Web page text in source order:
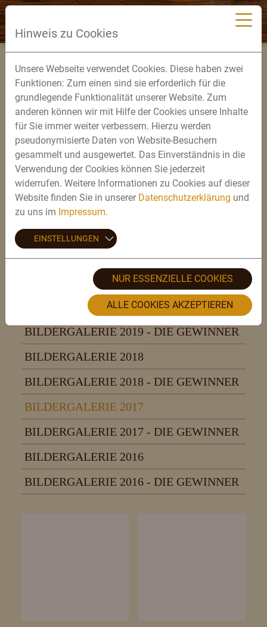
DAS BRAUEREIFEST
BILDERGALERIE 2026
BILDERGALERIE 2026 - DIE GEWINNER
BILDERGALERIE 2025
BILDERGALERIE 2025 - DIE GEWINNER
BILDERGALERIE 2024
BILDERGALERIE 2024 - DIE GEWINNER
BILDERGALERIE 2023
BILDERGALERIE 2023 - DIE GEWINNER
BILDERGALERIE 2022
BILDERGALERIE 2019
BILDERGALERIE 2019 - DIE GEWINNER
BILDERGALERIE 2018
BILDERGALERIE 2018 - DIE GEWINNER
BILDERGALERIE 2017
BILDERGALERIE 2017 - DIE GEWINNER
BILDERGALERIE 2016
BILDERGALERIE 2016 - DIE GEWINNER
Hinweis zu Cookies
Unsere Webseite verwendet Cookies. Diese haben zwei
Funktionen: Zum einen sind sie erforderlich für die
grundlegende Funktionalität unserer Website. Zum
anderen können wir mit Hilfe der Cookies unsere Inhalte
für Sie immer weiter verbessern. Hierzu werden
pseudonymisierte Daten von Website-Besuchern
gesammelt und ausgewertet. Das Einverständnis in die
Verwendung der Cookies können Sie jederzeit
widerrufen. Weitere Informationen zu Cookies auf dieser
Website finden Sie in unserer Datenschutzerklärung und
zu uns im Impressum.
EINSTELLUNGEN
NUR ESSENZIELLE COOKIES
ALLE COOKIES AKZEPTIEREN